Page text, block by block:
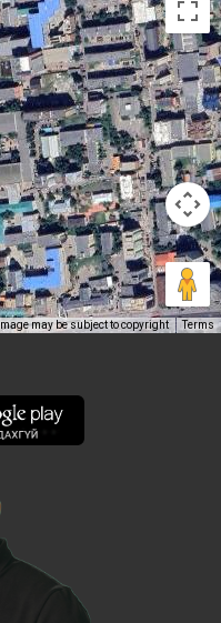
Image may be subject to copyright Terms